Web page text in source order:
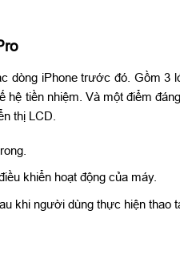
dòng iPhone trước đó. Gồm 3
tiền nhiệm. Và một điểm
thị LCD.
khiển hoạt động của máy.
khi người dùng thực hiện thao